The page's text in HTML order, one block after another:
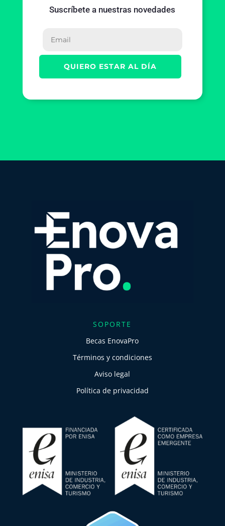
Suscríbete a nuestras novedades
QUIERO ESTAR AL DÍA
SOPORTE
Becas EnovaPro
Términos y condiciones
Aviso legal
Política de privacidad